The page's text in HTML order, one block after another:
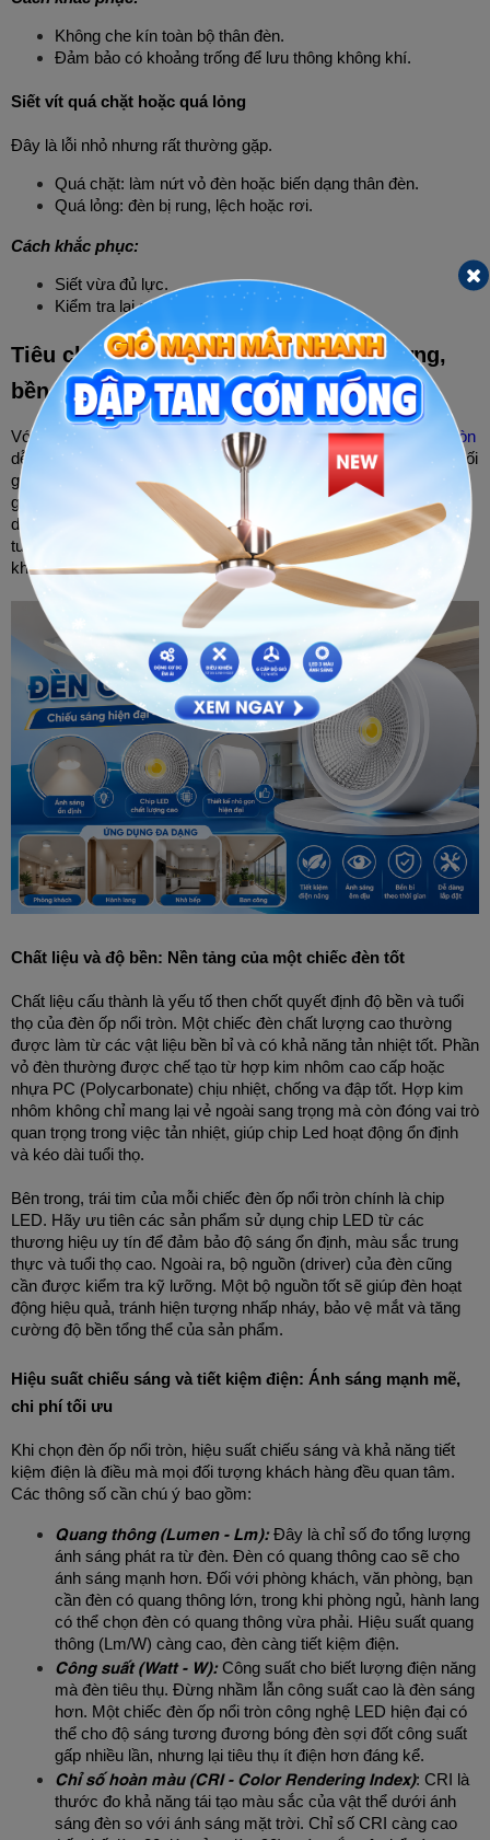
Không che kín toàn bộ thân đèn.
Đảm bảo có khoảng trống để lưu thông không khí.
Siết vít quá chặt hoặc quá lỏng
Đây là lỗi nhỏ nhưng rất thường gặp.
Quá chặt: làm nứt vỏ đèn hoặc biến dạng thân đèn.
Quá lỏng: đèn bị rung, lệch hoặc rơi.
Cách khắc phục:
Siết vừa đủ lực.
Kiểm tra lại sau khi hoàn tất lắp đặt.
Tiêu chí chọn đèn ốp nổi tròn chất lượng,
bền đẹp
Với thiết kế hình tròn đơn giản nhưng sang trọng, đèn ốp trần tròn
dễ dàng hòa nhập vào nhiều phong cách nội thất khác nhau, từ tối
giản đến cổ điển, tạo điểm nhấn ấn tượng mà không gây cảm
giác nặng nề. Hơn nữa, đa số đèn ốp nổi tròn hiện nay đều sử
dụng công nghệ Led tiên tiến, đảm bảo hiệu suất chiếu sáng cao,
tuổi thọ vượt trội và khả năng tiết kiệm điện năng đáng kể, là
khoản đầu tư thông minh cho mọi gia đình và doanh nghiệp.
Chất liệu và độ bền: Nền tảng của một chiếc đèn tốt
Chất liệu cấu thành là yếu tố then chốt quyết định độ bền và tuổi
thọ của đèn ốp nổi tròn. Một chiếc đèn chất lượng cao thường
được làm từ các vật liệu bền bỉ và có khả năng tản nhiệt tốt. Phần
vỏ đèn thường được chế tạo từ hợp kim nhôm cao cấp hoặc
nhựa PC (Polycarbonate) chịu nhiệt, chống va đập tốt. Hợp kim
nhôm không chỉ mang lại vẻ ngoài sang trọng mà còn đóng vai trò
quan trọng trong việc tản nhiệt, giúp chip Led hoạt động ổn định
và kéo dài tuổi thọ.
Bên trong, trái tim của mỗi chiếc đèn ốp nổi tròn chính là chip
LED. Hãy ưu tiên các sản phẩm sử dụng chip LED từ các
thương hiệu uy tín để đảm bảo độ sáng ổn định, màu sắc trung
thực và tuổi thọ cao. Ngoài ra, bộ nguồn (driver) của đèn cũng
cần được kiểm tra kỹ lưỡng. Một bộ nguồn tốt sẽ giúp đèn hoạt
động hiệu quả, tránh hiện tượng nhấp nháy, bảo vệ mắt và tăng
cường độ bền tổng thể của sản phẩm.
Hiệu suất chiếu sáng và tiết kiệm điện: Ánh sáng mạnh mẽ,
chi phí tối ưu
Khi chọn đèn ốp nổi tròn, hiệu suất chiếu sáng và khả năng tiết
kiệm điện là điều mà mọi đối tượng khách hàng đều quan tâm.
Các thông số cần chú ý bao gồm:
Quang thông (Lumen - Lm): Đây là chỉ số đo tổng lượng
ánh sáng phát ra từ đèn. Đèn có quang thông cao sẽ cho
ánh sáng mạnh hơn. Đối với phòng khách, văn phòng, bạn
cần đèn có quang thông lớn, trong khi phòng ngủ, hành lang
có thể chọn đèn có quang thông vừa phải. Hiệu suất quang
thông (Lm/W) càng cao, đèn càng tiết kiệm điện.
Công suất (Watt - W): Công suất cho biết lượng điện năng
mà đèn tiêu thụ. Đừng nhầm lẫn công suất cao là đèn sáng
hơn. Một chiếc đèn ốp nổi tròn công nghệ LED hiện đại có
thể cho độ sáng tương đương bóng đèn sợi đốt công suất
gấp nhiều lần, nhưng lại tiêu thụ ít điện hơn đáng kể.
Chỉ số hoàn màu (CRI - Color Rendering Index): CRI là
thước đo khả năng tái tạo màu sắc của vật thể dưới ánh
sáng đèn so với ánh sáng mặt trời. Chỉ số CRI càng cao